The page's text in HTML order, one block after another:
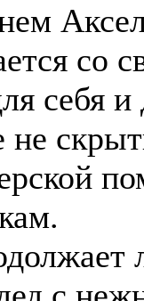
со
себя и
не